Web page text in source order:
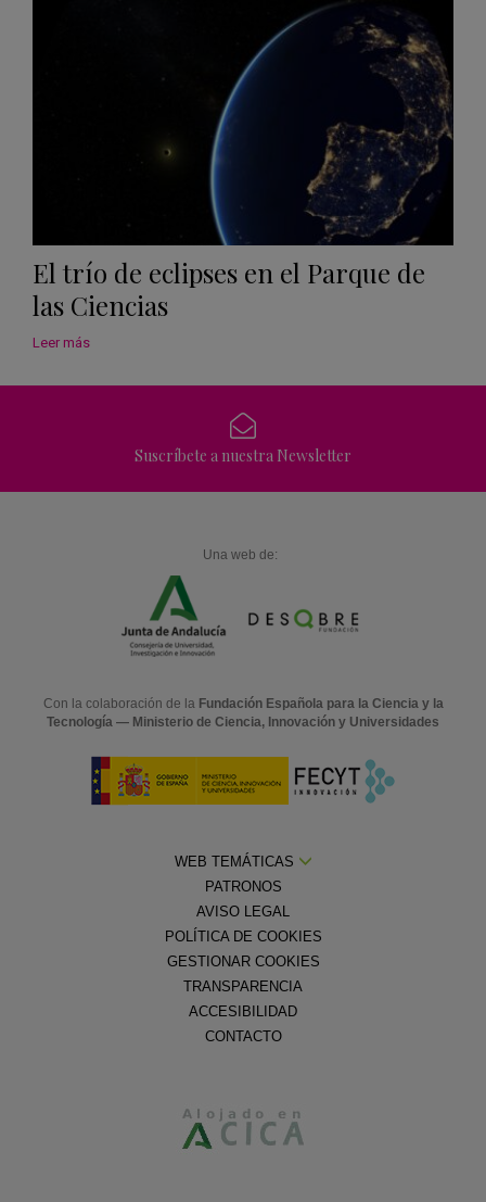
El trío de eclipses en el Parque de
las Ciencias
Leer más
Suscríbete a nuestra Newsletter
Una web de:
Con la colaboración de la Fundación Española para la Ciencia y la
Tecnología — Ministerio de Ciencia, Innovación y Universidades
WEB TEMÁTICAS
PATRONOS
AVISO LEGAL
POLÍTICA DE COOKIES
GESTIONAR COOKIES
TRANSPARENCIA
ACCESIBILIDAD
CONTACTO